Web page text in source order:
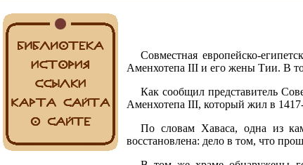
Совместная европейско-
Аменхотепа III и его жены Тии. В
Как сообщил представитель
Аменхотепа III, который жил в
По словам Хаваса, одна из
восстановлена: дело в том, что